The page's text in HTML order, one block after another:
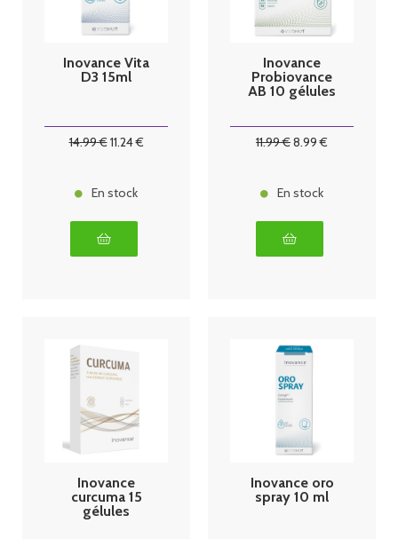
Inovance Vita
D3 15ml
14.99€11.24€
En stock
Inovance
Probiovance
AB 10 gélules
11.99€8.99 €
En stock
Inovance
curcuma 15
gélules
Inovance oro
spray 10 ml